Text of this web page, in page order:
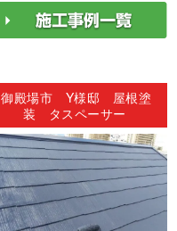
御殿場市 Y様邸 屋根塗
装 タスペーサー